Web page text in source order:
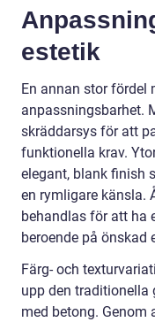
estetik
En annan stor fördel
anpassningsbarhet.
skräddarsys för att
funktionella krav.
elegant, blank finish
en rymligare känsla.
behandlas för att ha
beroende på önskad
Färg- och
upp den traditionella
med betong.